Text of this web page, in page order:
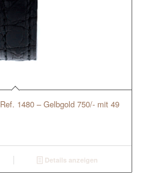
1480 – Gelbgold 750/- mit 49
Details anzeigen